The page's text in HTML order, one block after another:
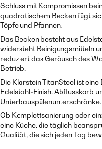
Schluss mit Kompromissen
quadratischem Becken fügt
Töpfe und Pfannen.
Das Becken besteht aus
widersteht Reinigungsmitteln
reduziert das Geräusch des
Betrieb.
Die Klarstein TitanSteel ist
Edelstahl-Finish. Abflusskorb
Unterbauspülenunterschränke.
Ob Komplettsanierung oder
eine Küche, die täglich
Qualität, die sich jeden Tag